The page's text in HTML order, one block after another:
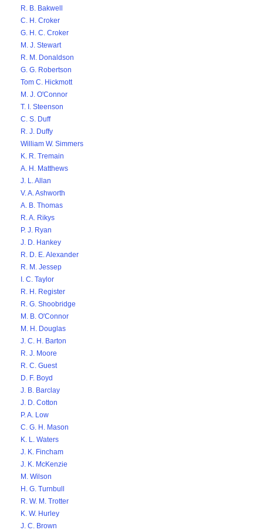
R. B. Bakwell
C. H. Croker
G. H. C. Croker
M. J. Stewart
R. M. Donaldson
G. G. Robertson
Tom C. Hickmott
M. J. O'Connor
T. I. Steenson
C. S. Duff
R. J. Duffy
William W. Simmers
K. R. Tremain
A. H. Matthews
J. L. Allan
V. A. Ashworth
A. B. Thomas
R. A. Rikys
P. J. Ryan
J. D. Hankey
R. D. E. Alexander
R. M. Jessep
I. C. Taylor
R. H. Register
R. G. Shoobridge
M. B. O'Connor
M. H. Douglas
J. C. H. Barton
R. J. Moore
R. C. Guest
D. F. Boyd
J. B. Barclay
J. D. Cotton
P. A. Low
C. G. H. Mason
K. L. Waters
J. K. Fincham
J. K. McKenzie
M. Wilson
H. G. Turnbull
R. W. M. Trotter
K. W. Hurley
J. C. Brown